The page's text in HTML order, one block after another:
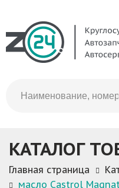
КАТАЛОГ
Главная страница
масло Castrol